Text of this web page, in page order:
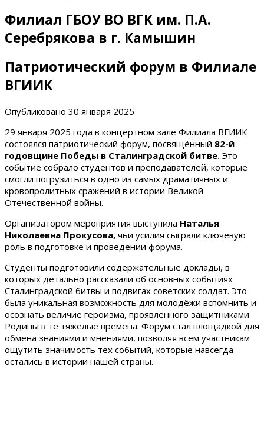
Филиал ГБОУ ВО ВГК им. П.А.
Серебрякова в г. Камышин
Патриотический форум в Филиале
ВГИИК
Опубликовано 30 января 2025
29 января 2025 года в концертном зале Филиала ВГИИК
состоялся патриотический форум, посвящённый 82-й
годовщине Победы в Сталинградской битве. Это
событие собрало студентов и преподавателей, которые
смогли погрузиться в одно из самых драматичных и
кровопролитных сражений в истории Великой
Отечественной войны.
Организатором мероприятия выступила Наталья
Николаевна Прокусова, чьи усилия сыграли ключевую
роль в подготовке и проведении форума.
Студенты подготовили содержательные доклады, в
которых детально рассказали об основных событиях
Сталинградской битвы и подвигах советских солдат. Это
была уникальная возможность для молодёжи вспомнить и
осознать величие героизма, проявленного защитниками
Родины в те тяжёлые времена. Форум стал площадкой для
обмена знаниями и мнениями, позволяя всем участникам
ощутить значимость тех событий, которые навсегда
остались в истории нашей страны.